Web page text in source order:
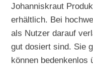
Johanniskraut
erhältlich. Bei
als Nutzer darauf
gut dosiert sind. Sie
können bedenkenlos